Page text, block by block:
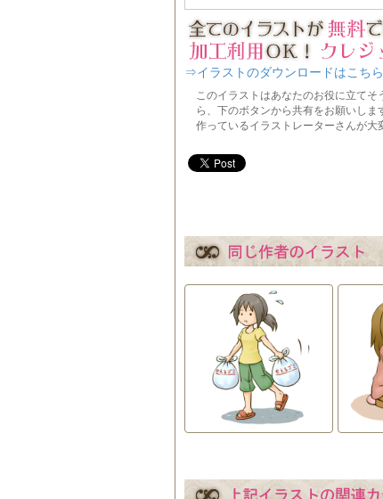
⇒イラストのダウンロードはこちら